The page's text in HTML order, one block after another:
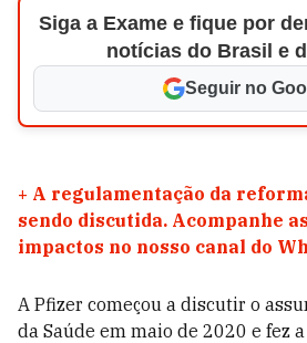
Siga a Exame e fique por
notícias do Brasil e
Seguir no
+ A regulamentação da
sendo discutida. Acompanhe
impactos no nosso canal do
A Pfizer começou a discutir o
da Saúde em maio de 2020 e fez